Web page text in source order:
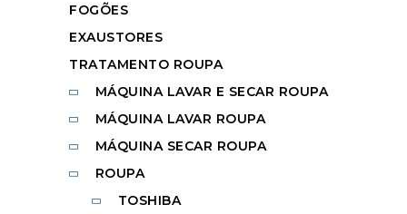
FOGÕES
EXAUSTORES
TRATAMENTO ROUPA
MÁQUINA LAVAR E SECAR ROUPA
MÁQUINA LAVAR ROUPA
MÁQUINA SECAR ROUPA
ROUPA
TOSHIBA